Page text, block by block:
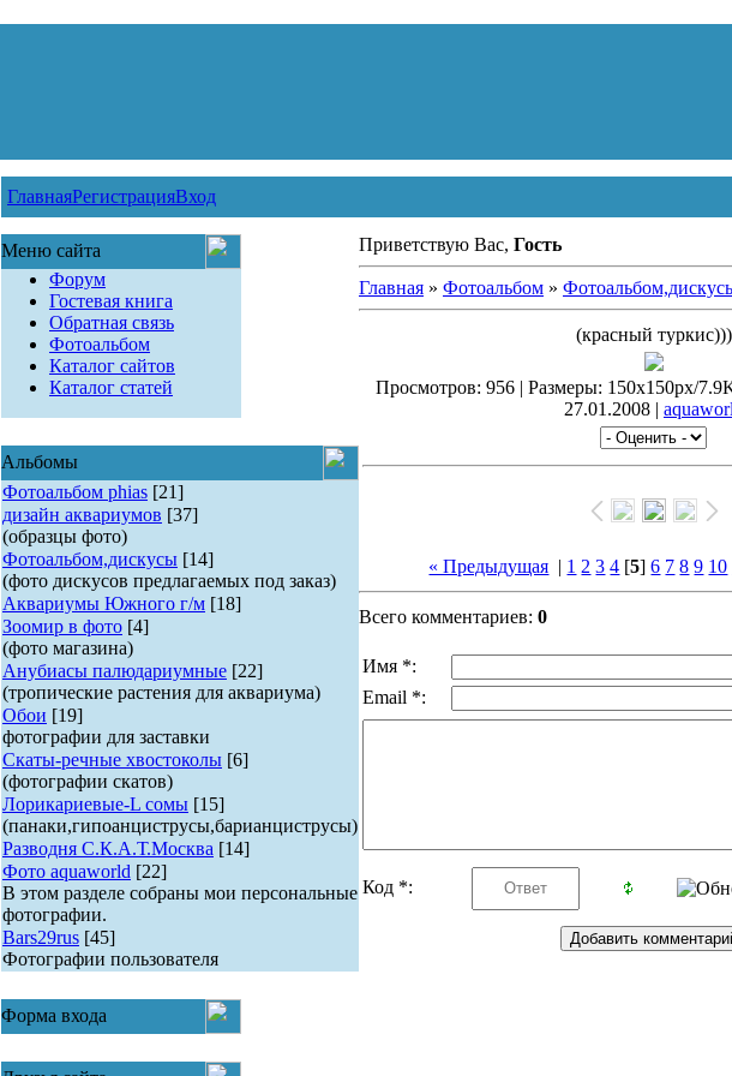
ГлавнаяРегистрацияВход
Меню сайта
Форум
Гостевая книга
Обратная связь
Фотоальбом
Каталог сайтов
Каталог статей
Альбомы
Фотоальбом phias [21]
дизайн аквариумов [37]
(образцы фото)
Фотоальбом,дискусы [14]
(фото дискусов предлагаемых под заказ)
Аквариумы Южного г/м [18]
Зоомир в фото [4]
(фото магазина)
Анубиасы палюдариумные [22]
(тропические растения для аквариума)
Обои [19]
фотографии для заставки
Скаты-речные хвостоколы [6]
(фотографии скатов)
Лорикариевые-L сомы [15]
(панаки,гипоанциструсы,барианциструсы)
Разводня С.К.А.Т.Москва [14]
Фото aquaworld [22]
В этом разделе собраны мои персональные
фотографии.
Bars29rus [45]
Фотографии пользователя
Форма входа
Приветствую Вас, Гость
Главная» Фотоальбом»
(красный туркис)))
Просмотров: 956 | Размеры: 150x150px/
27.01.2008 |
« Предыдущая | 1 2 3 4 [5]6 7 8 9 10
Всего комментариев: 0
Имя *:
Email *:
Код *: